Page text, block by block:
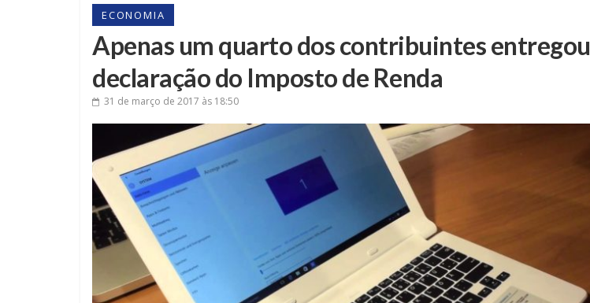
ECONOMIA
Apenas um quarto dos contribuintes entregou
declaração do Imposto de Renda
31 de março de 2017 às 18:50